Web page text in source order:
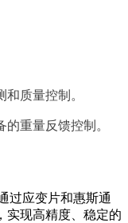
质量控制。
重量反馈控制。
过应变片和惠斯通
实现高精度、稳定的